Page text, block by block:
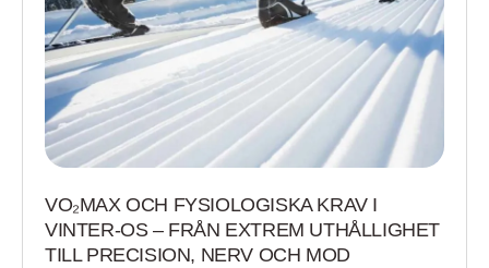
VO₂MAX OCH FYSIOLOGISKA KRAV I
VINTER-OS – FRÅN EXTREM UTHÅLLIGHET
TILL PRECISION, NERV OCH MOD